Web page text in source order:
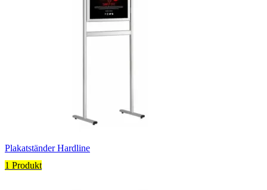
Plakatständer Hardline
1 Produkt